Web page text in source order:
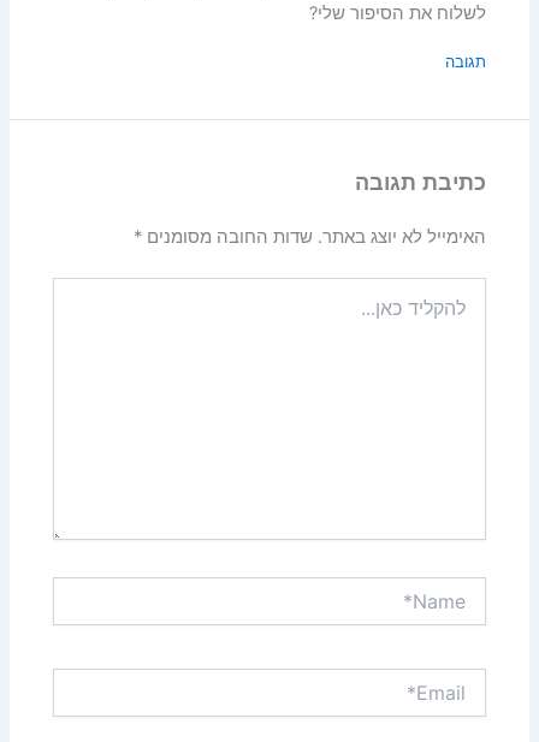
לשלוח את הסיפור שלי?
תגובה
כתיבת תגובה
האימייל לא יוצג באתר. שדות החובה מסומנים*
כאן...